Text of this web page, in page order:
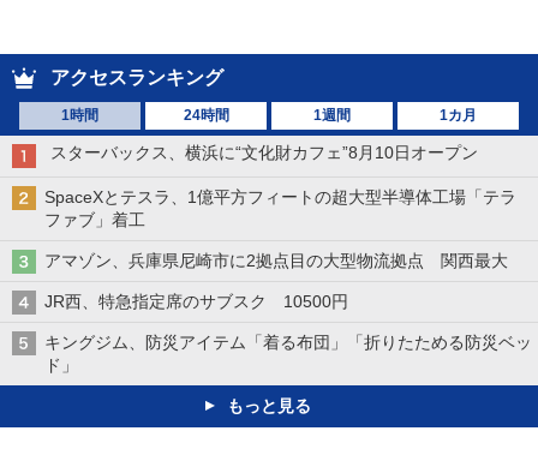
アクセスランキング
1時間 24時間 1週間 1カ月
スターバックス、横浜に“文化財カフェ”8月10日オープン
SpaceXとテスラ、1億平方フィートの超大型半導体工場「テラ
ファブ」着工
アマゾン、兵庫県尼崎市に2拠点目の大型物流拠点 関西最大
JR西、特急指定席のサブスク 10500円
キングジム、防災アイテム「着る布団」「折りたためる防災ベッ
ド」
もっと見る